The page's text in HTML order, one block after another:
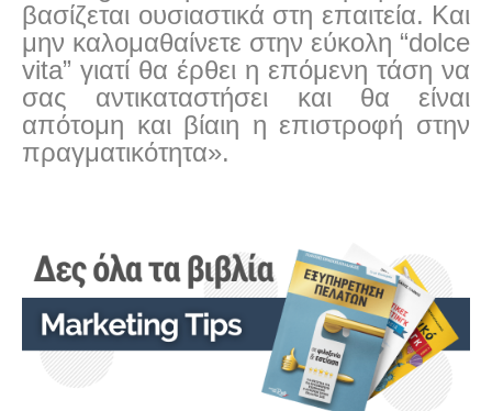
βασίζεται ουσιαστικά στη επαιτεία. Και
μην καλομαθαίνετε στην εύκολη “dolce
vita” γιατί θα έρθει η επόμενη τάση να
σας αντικαταστήσει και θα είναι
απότομη και βίαιη η επιστροφή στην
πραγματικότητα».